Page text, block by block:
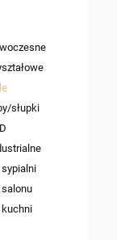
słupki
kuchni